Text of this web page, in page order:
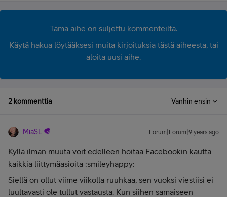
Tämä aihe on suljettu kommenteilta.
Käytä hakua löytääksesi muita kirjoituksia tästä aiheesta, tai
aloita uusi aihe.
2 kommenttia Vanhin ensin
MiaSL Forum|Forum|9 years ago
Kyllä ilman muuta voit edelleen hoitaa Facebookin kautta
kaikkia liittymäasioita :smileyhappy:
Siellä on ollut viime viikolla ruuhkaa, sen vuoksi viestiisi ei
luultavasti ole tullut vastausta. Kun siihen samaiseen